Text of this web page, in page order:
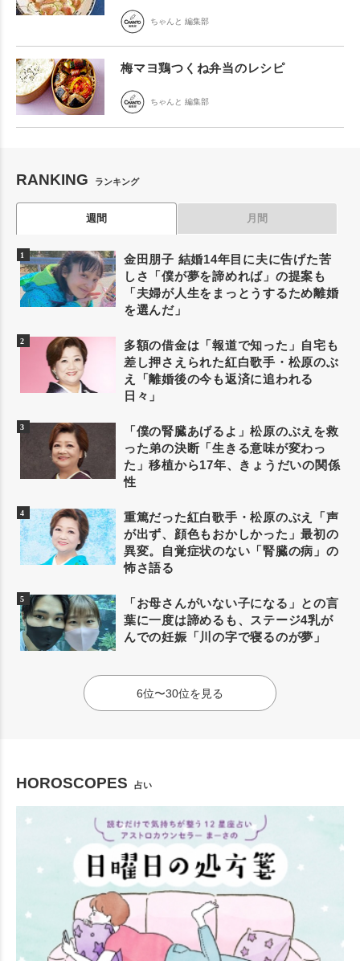
ちゃんと 編集部
梅マヨ鶏つくね弁当のレシピ
ちゃんと 編集部
RANKING ランキング
週間 月間
金田朋子 結婚14年目に夫に告げた苦
しさ「僕が夢を諦めれば」の提案も
「夫婦が人生をまっとうするため離婚
を選んだ」
多額の借金は「報道で知った」自宅も
差し押さえられた紅白歌手・松原のぶ
え「離婚後の今も返済に追われる
日々」
「僕の腎臓あげるよ」松原のぶえを救
った弟の決断「生きる意味が変わっ
た」移植から17年、きょうだいの関係
性
重篤だった紅白歌手・松原のぶえ「声
が出ず、顔色もおかしかった」最初の
異変。自覚症状のない「腎臓の病」の
怖さ語る
「お母さんがいない子になる」との言
葉に一度は諦めるも、ステージ4乳が
んでの妊娠「川の字で寝るのが夢」
6位〜30位を見る
HOROSCOPES 占い